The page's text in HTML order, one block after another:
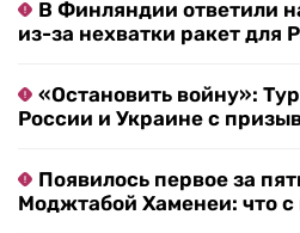
В Финляндии ответили
из-за нехватки ракет для
«Остановить войну»:
России и Украине с
Появилось первое за
Моджтабой Хаменеи: что с